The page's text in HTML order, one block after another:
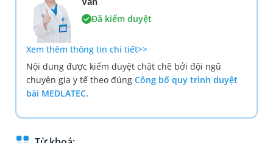
Đã kiểm duyệt
Xem thêm thông tin chi tiết>>
Nội dung được kiểm duyệt chặt chẽ bởi đội ngũ
chuyên gia y tế theo đúng Công bố quy trình duyệt
bài MEDLATEC.